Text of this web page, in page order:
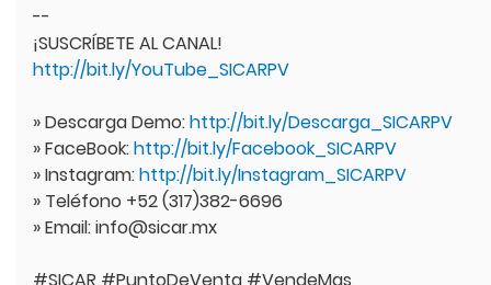
--
¡SUSCRÍBETE AL CANAL!
http://bit.ly/YouTube_SICARPV
» Descarga Demo:http://bit.ly/Descarga_SICARPV
» FaceBook:http://bit.ly/Facebook_SICARPV
» Instagram:http://bit.ly/Instagram_SICARPV
» Teléfono +52 (317)382-6696
» Email: info@sicar.mx